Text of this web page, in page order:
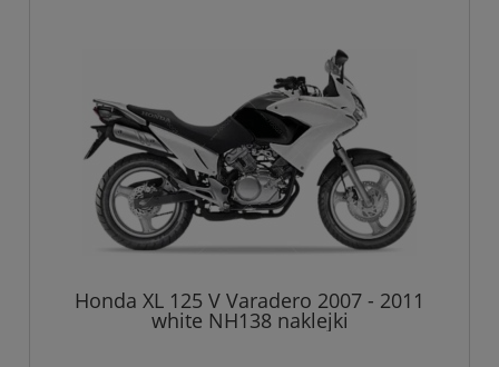
Honda XL 125 V Varadero 2007 - 2011
white NH138 naklejki